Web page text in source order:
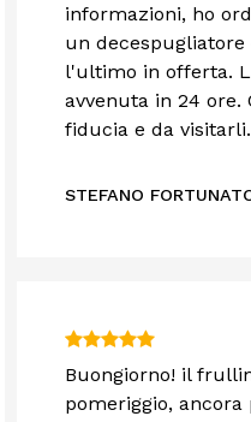
informazioni, ho
un
l'ultimo in offerta.
avvenuta in 24 ore.
fiducia e da visitarli.
STEFANO
Buongiorno! il
pomeriggio,